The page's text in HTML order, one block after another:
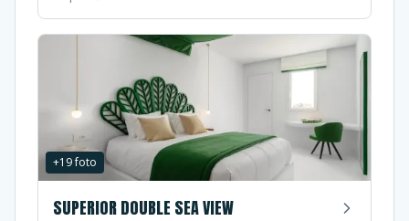
+19foto
SUPERIOR DOUBLE SEA VIEW